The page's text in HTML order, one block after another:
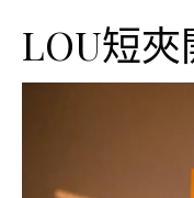
LOU短夾